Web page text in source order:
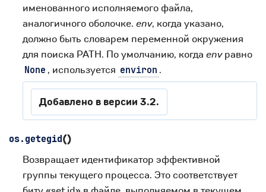
именованного исполняемого файла,
аналогичного оболочке.env, когда указано,
должно быть словарем переменной окружения
для поиска PATH. По умолчанию, когдаenvравно
None , используется environ .
Добавлено в версии 3.2.
os. getegid()
Возвращает идентификатор эффективной
группы текущего процесса. Это соответствует